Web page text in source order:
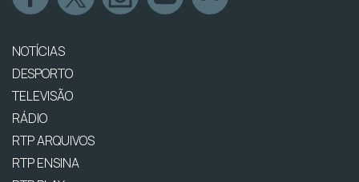
NOTÍCIAS
DESPORTO
TELEVISÃO
RÁDIO
RTP ARQUIVOS
RTP ENSINA